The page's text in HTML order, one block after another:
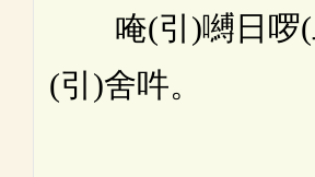
唵(引)嚩日啰(
(引)舍吽。